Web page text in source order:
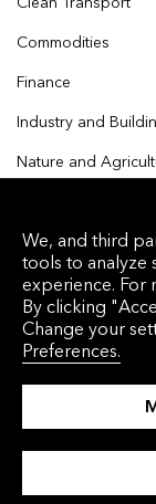
Commodities
Finance
Industry and
Nature and
© 2026 Bloomberg
Privacy Policy
Cookie Preferences
We, and third
tools to analyze
experience. For
By clicking
Change your
Preferences.